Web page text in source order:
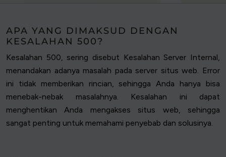
APA YANG DIMAKSUD DENGAN
KESALAHAN 500?
Kesalahan 500, sering disebut Kesalahan Server Internal,
menandakan adanya masalah pada server situs web. Error
ini tidak memberikan rincian, sehingga Anda hanya bisa
menebak-nebak masalahnya. Kesalahan ini dapat
menghentikan Anda mengakses situs web, sehingga
sangat penting untuk memahami penyebab dan solusinya.